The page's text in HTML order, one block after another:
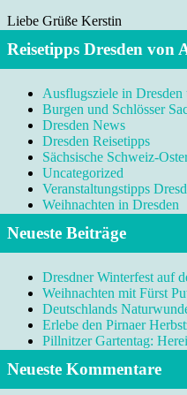
Liebe Grüße Kerstin
Reisetipps Dresden von
Ausflugsziele in
Burgen und Schlösser
Dresden News
Dresden Reisetipps
Sächsische Schweiz-
Uncategorized
Veranstaltungstipps
Weihnachten in Dresden
Neueste Beiträge
Dresdner Winterfest auf
Weihnachten mit Fürst
Deutschlands
Erlebe den Pirnaer
Pillnitzer Gartentag:
Neueste Kommentare